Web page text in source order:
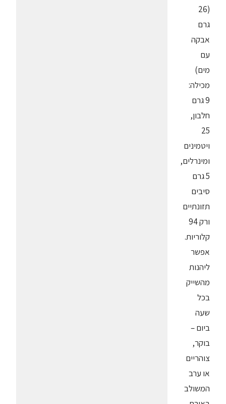
(26
גרם
אבקה
עם
מים)
מכילה:
9 גרם
חלבון,
25
ויטמינים
ומינרלים,
5 גרם
סיבים
תזונתיים
ורק 94
קלוריות.
אפשר
ליהנות
מהשייק
בכל
שעה
ביום –
בוקר,
צוהריים
או ערב
המשולב